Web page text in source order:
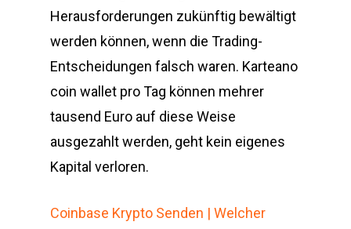
Herausforderungen zukünftig bewältigt
werden können, wenn die Trading-
Entscheidungen falsch waren. Karteano
coin wallet pro Tag können mehrer
tausend Euro auf diese Weise
ausgezahlt werden, geht kein eigenes
Kapital verloren.
Coinbase Krypto Senden | Welcher